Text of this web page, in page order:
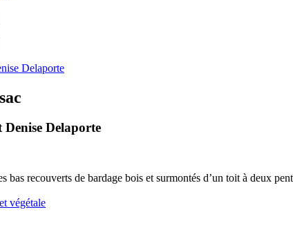
Denise Delaporte
bas recouverts de bardage bois et surmontés d’un toit à deux